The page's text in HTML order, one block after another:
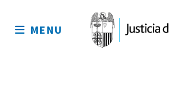
sitio
MENU